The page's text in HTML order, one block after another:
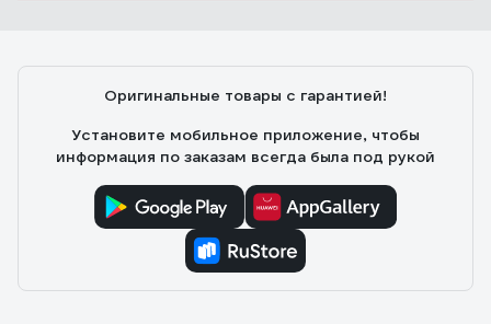
Оригинальные товары с гарантией!
Установите мобильное приложение, чтобы
информация по заказам всегда была под рукой